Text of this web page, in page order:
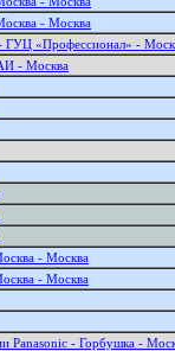
- Москва
«Профессионал» -
- Москва
- Москва
- Москва
Panasonic - Горбушка -